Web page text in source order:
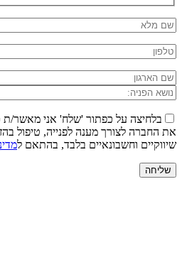
בלחיצה על כפתור 'שלח' אני מאשר/
את החברה לצורך מענה לפנייה, טיפול
שיווקיים וחשבונאיים בלבד, בהתאם ל
שליחה